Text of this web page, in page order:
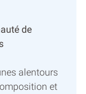
de
alentours
et